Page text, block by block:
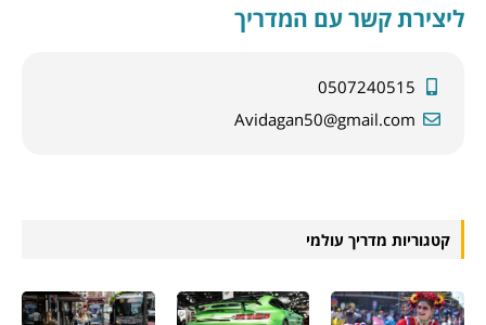
ליצירת קשר עם המדריך
0507240515
Avidagan50@gmail.com
קטגוריות מדריך עולמי